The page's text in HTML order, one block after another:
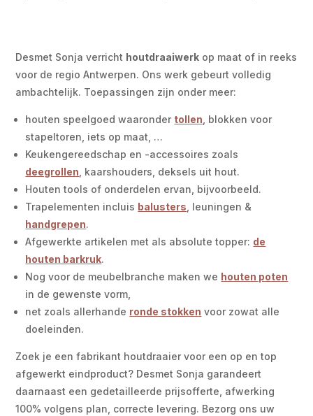
Desmet Sonja verricht houtdraaiwerk op maat of in reeks
voor de regio Antwerpen. Ons werk gebeurt volledig
ambachtelijk. Toepassingen zijn onder meer:
houten speelgoed waaronder tollen , blokken voor
stapeltoren, iets op maat, …
Keukengereedschap en -accessoires zoals
deegrollen , kaarshouders, deksels uit hout.
Houten tools of onderdelen ervan, bijvoorbeeld.
Trapelementen incluis balusters , leuningen &
handgrepen.
Afgewerkte artikelen met als absolute topper: de
houten barkruk.
Nog voor de meubelbranche maken we houten poten
in de gewenste vorm,
net zoals allerhande ronde stokken voor zowat alle
doeleinden.
Zoek je een fabrikant houtdraaier voor een op en top
afgewerkt eindproduct? Desmet Sonja garandeert
daarnaast een gedetailleerde prijsofferte, afwerking
100% volgens plan, correcte levering. Bezorg ons uw